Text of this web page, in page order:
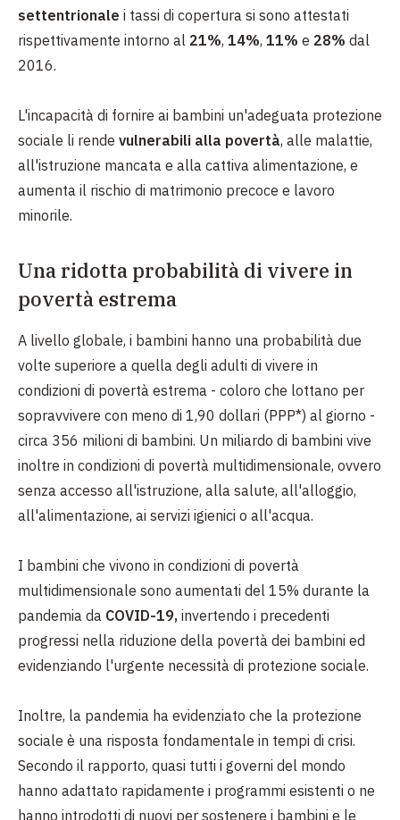
settentrionale i tassi di copertura si sono attestati
rispettivamente intorno al 21%, 14%, 11% e 28% dal
2016.
L'incapacità di fornire ai bambini un'adeguata protezione
sociale li rende vulnerabili alla povertà, alle malattie,
all'istruzione mancata e alla cattiva alimentazione, e
aumenta il rischio di matrimonio precoce e lavoro
minorile.
Una ridotta probabilità di vivere in
povertà estrema
A livello globale, i bambini hanno una probabilità due
volte superiore a quella degli adulti di vivere in
condizioni di povertà estrema - coloro che lottano per
sopravvivere con meno di 1,90 dollari (PPP*) al giorno -
circa 356 milioni di bambini. Un miliardo di bambini vive
inoltre in condizioni di povertà multidimensionale, ovvero
senza accesso all'istruzione, alla salute, all'alloggio,
all'alimentazione, ai servizi igienici o all'acqua.
I bambini che vivono in condizioni di povertà
multidimensionale sono aumentati del 15% durante la
pandemia da COVID-19, invertendo i precedenti
progressi nella riduzione della povertà dei bambini ed
evidenziando l'urgente necessità di protezione sociale.
Inoltre, la pandemia ha evidenziato che la protezione
sociale è una risposta fondamentale in tempi di crisi.
Secondo il rapporto, quasi tutti i governi del mondo
hanno adattato rapidamente i programmi esistenti o ne
hanno introdotti di nuovi per sostenere i bambini e le